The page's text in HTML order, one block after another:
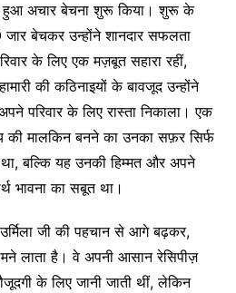
हुआ अचार बेचना शुरू किया। शुरू के
बेचकर उन्होंने शानदार सफलता
के लिए एक मज़बूत सहारा रहीं,
की कठिनाइयों के बावजूद उन्होंने
परिवार के लिए रास्ता निकाला। एक
की मालकिन बनने का उनका सफ़र सिर्फ
बल्कि यह उनकी हिम्मत और अपने
भावना का सबूत था।
जी की पहचान से आगे बढ़कर,
लाता है। वे अपनी आसान रेसिपीज़
के लिए जानी जाती थीं, लेकिन